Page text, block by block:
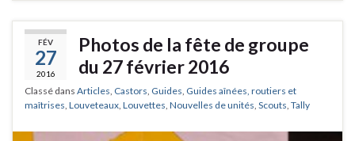
FÉV
27
2016
Photos de la fête de groupe
du 27 février 2016
Classé dans Articles, Castors, Guides, Guides aînées, routiers et
maîtrises, Louveteaux, Louvettes, Nouvelles de unités, Scouts, Tally